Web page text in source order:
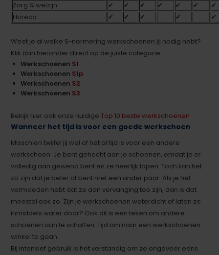
Zorg & welzijn
✔ ✔ ✔ ✔ ✔ ✔
✔
Horeca
✔ ✔ ✔ ✔ ✔
Weet je al welke S-normering werkschoenen jij nodig hebt?
Klik dan hieronder direct op de juiste categorie:
Werkschoenen S1
Werkschoenen S1p
Werkschoenen S2
Werkschoenen S3
Bekijk hier ook onze huidigeTop 10 beste werkschoenen
Wanneer het tijd is voor een goede werkschoen
Misschien twijfel jij wel of het al tijd is voor een andere
werkschoen. Je bent gehecht aan je schoenen, omdat je er
volledig aan gewend bent en ze heerlijk lopen. Toch kan het
zo zijn dat je beter af bent met een ander paar. Als je het
vermoeden hebt dat ze aan vervanging toe zijn, dan is dat
meestal ook zo. Zijn je werkschoenen waterdicht of laten ze
inmiddels water door? Ook dit is een teken om andere
schoenen aan te schaffen. Tijd om naar een werkschoenen
winkel te gaan.
Bij intensief gebruik is het verstandig om ze ongeveer eens